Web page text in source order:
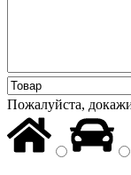
Пожалуйста,